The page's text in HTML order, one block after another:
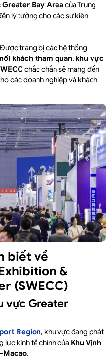
Greater Bay Areacủa Trung
lý tưởng cho các sự kiện
trang bị các hệ thống
khách tham quan, khu vực
chắc chắn sẽ mang đến
các doanh nghiệp và khách
biết về
&
(SWECC)
vực Greater
Region, khu vực đang phát
lực kinh tế chính của Khu Vịnh
Macao.